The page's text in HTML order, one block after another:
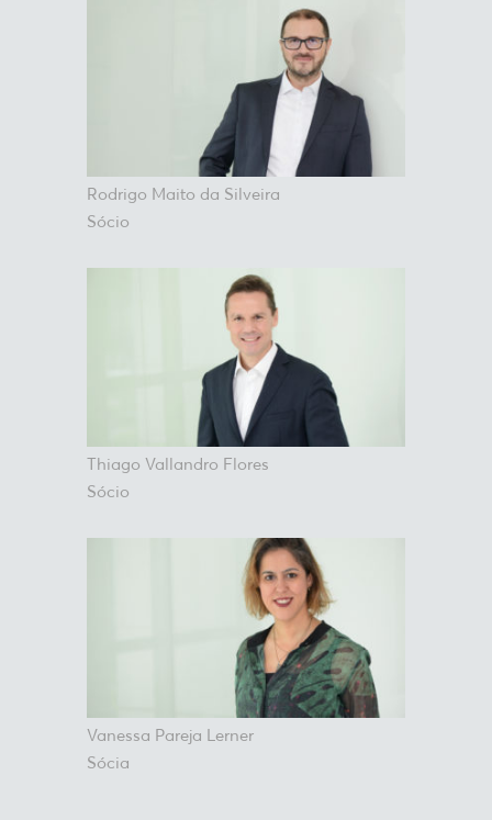
Rodrigo Maito da Silveira
Sócio
Thiago Vallandro Flores
Sócio
Vanessa Pareja Lerner
Sócia